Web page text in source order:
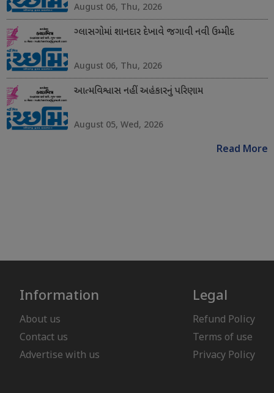
August 06, Thu, 2026
ગ્લાસગોમાં શાનદાર દેખાવે જગાવી નવી ઉમ્મીદ
August 06, Thu, 2026
આત્મવિશ્વાસ નહીં અહંકારનું પરિણામ
August 05, Wed, 2026
Read More
Information
About us
Contact us
Advertise with us
Legal
Refund Policy
Terms of use
Privacy Policy